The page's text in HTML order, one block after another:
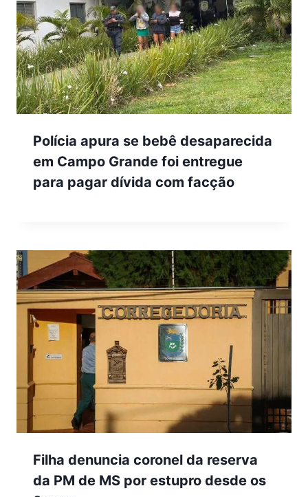
Polícia apura se bebê desaparecida
em Campo Grande foi entregue
para pagar dívida com facção
Filha denuncia coronel da reserva
da PM de MS por estupro desde os